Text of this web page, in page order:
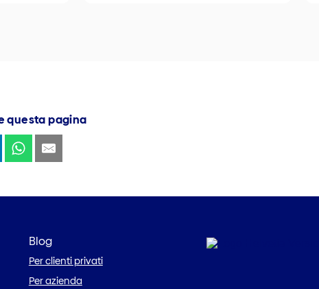
questa pagina
Blog
Per clienti privati
Per azienda